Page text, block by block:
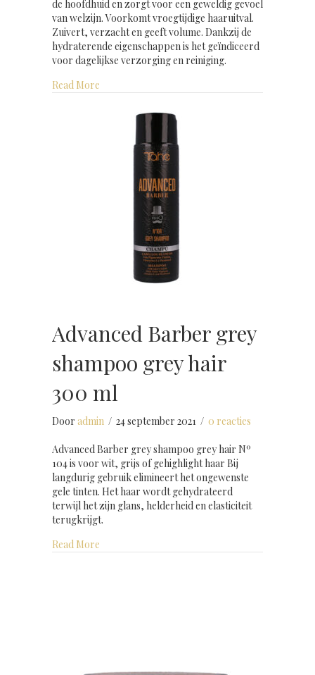
de hoofdhuid en zorgt voor een geweldig gevoel
van welzijn. Voorkomt vroegtijdige haaruitval.
Zuivert, verzacht en geeft volume. Dankzij de
hydraterende eigenschappen is het geïndiceerd
voor dagelijkse verzorging en reiniging.
Read More
Advanced Barber grey
shampoo grey hair
300 ml
Door admin / 24 september 2021 / 0 reacties
Advanced Barber grey shampoo grey hair Nº
104 is voor wit, grijs of gehighlight haar Bij
langdurig gebruik elimineert het ongewenste
gele tinten. Het haar wordt gehydrateerd
terwijl het zijn glans, helderheid en elasticiteit
terugkrijgt.
Read More